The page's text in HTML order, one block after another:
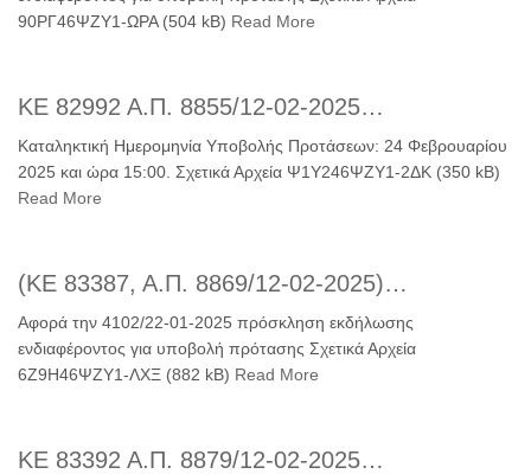
90ΡΓ46ΨΖΥ1-ΩΡΑ (504 kB) Read More
ΚΕ 82992 Α.Π. 8855/12-02-2025…
Καταληκτική Ημερομηνία Υποβολής Προτάσεων: 24 Φεβρουαρίου
2025 και ώρα 15:00. Σχετικά Αρχεία Ψ1Υ246ΨΖΥ1-2ΔΚ (350 kB)
Read More
(ΚΕ 83387, Α.Π. 8869/12-02-2025)…
Αφορά την 4102/22-01-2025 πρόσκληση εκδήλωσης
ενδιαφέροντος για υποβολή πρότασης Σχετικά Αρχεία
6Ζ9Η46ΨΖΥ1-ΛΧΞ (882 kB) Read More
ΚΕ 83392 Α.Π. 8879/12-02-2025…